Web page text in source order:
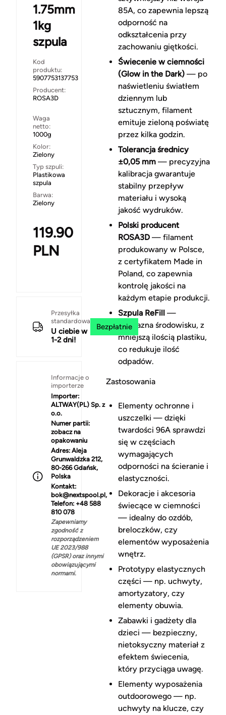
1.75mm
1kg
szpula
Kod
produktu:
5907753137753
Producent:
ROSA3D
Waga
netto:
1000g
Kolor:
Zielony
Typ szpuli:
Plastikowa
szpula
Barwa:
Zielony
119.90
PLN
Przesyłka
standardowa
U ciebie w
1-2 dni!
Bezpłatnie
Informacje o
importerze
Importer:
ALTWAY(PL) Sp. z
o.o.
Numer partii:
zobacz na
opakowaniu
Adres: Aleja
Grunwaldzka 212,
80-266 Gdańsk,
Polska
Kontakt:
bok@nextspool.pl,
Telefon: +48 588
810 078
Zapewniamy
zgodność z
rozporządzeniem
UE 2023/988
(GPSR) oraz innymi
obowiązującymi
normami.
85A, co zapewnia lepszą
odporność na
odkształcenia przy
zachowaniu giętkości.
Świecenie w ciemności
(Glow in the Dark)— po
naświetleniu światłem
dziennym lub
sztucznym, filament
emituje zieloną poświatę
przez kilka godzin.
Tolerancja średnicy
±0,05 mm— precyzyjna
kalibracja gwarantuje
stabilny przepływ
materiału i wysoką
jakość wydruków.
Polski producent
ROSA3D— filament
produkowany w Polsce,
z certyfikatem Made in
Poland, co zapewnia
kontrolę jakości na
każdym etapie produkcji.
Szpula ReFill—
przyjazna środowisku, z
mniejszą ilością plastiku,
co redukuje ilość
odpadów.
Zastosowania
Elementy ochronne i
uszczelki — dzięki
twardości 96A sprawdzi
się w częściach
wymagających
odporności na ścieranie i
elastyczności.
Dekoracje i akcesoria
świecące w ciemności
— idealny do ozdób,
breloczków, czy
elementów wyposażenia
wnętrz.
Prototypy elastycznych
części — np. uchwyty,
amortyzatory, czy
elementy obuwia.
Zabawki i gadżety dla
dzieci — bezpieczny,
nietoksyczny materiał z
efektem świecenia,
który przyciąga uwagę.
Elementy wyposażenia
outdoorowego — np.
uchwyty na klucze, czy